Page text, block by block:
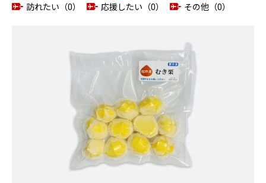
訪れたい（0）
応援したい（0） その他（0）